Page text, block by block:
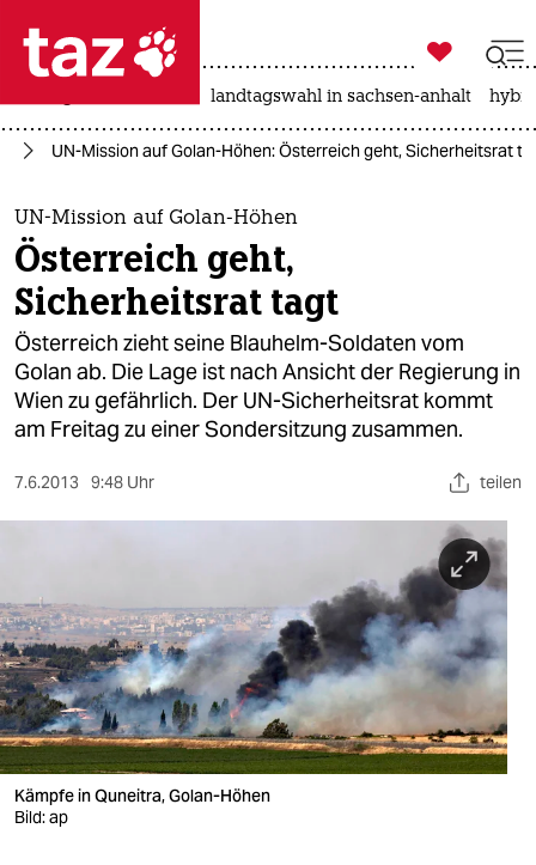
 taz zahl ich
taz zahl ich
themen
politik
öko
gesellschaft
kultur
sport
nord
wahrheit
verlag
verlag
veranstaltungen

taz zahl ich
landtagswahl in sachsen-anhalt
UN-Mission auf Golan-Höhen: Österreich geht, Sicherheitsrat
UN-Mission auf Golan-Höhen
Österreich geht,
Sicherheitsrat tagt
Österreich zieht seine Blauhelm-Soldaten vom
Golan ab. Die Lage ist nach Ansicht der Regierung in
Wien zu gefährlich. Der UN-Sicherheitsrat kommt
am Freitag zu einer Sondersitzung zusammen.
7.6.2013 9:48 Uhr teilen
Kämpfe in Quneitra, Golan-Höhen
Bild: ap